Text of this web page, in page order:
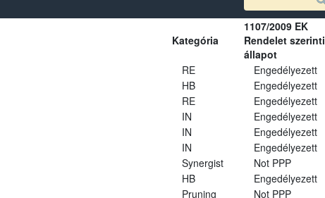
Kategória
1107/2009 EK
Rendelet szerinti
állapot
RE Engedélyezett
HB Engedélyezett
RE Engedélyezett
IN Engedélyezett
IN Engedélyezett
IN Engedélyezett
Synergist Not PPP
HB Engedélyezett
Pruning Not PPP